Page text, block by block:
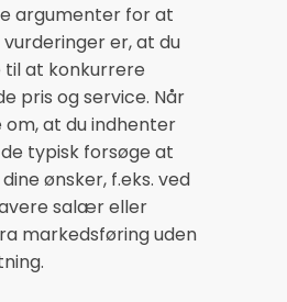
argumenter for at
er, at du
at konkurrere
pris og service. Når
at du indhenter
typisk forsøge at
ønsker, f.eks. ved
salær eller
markedsføring uden